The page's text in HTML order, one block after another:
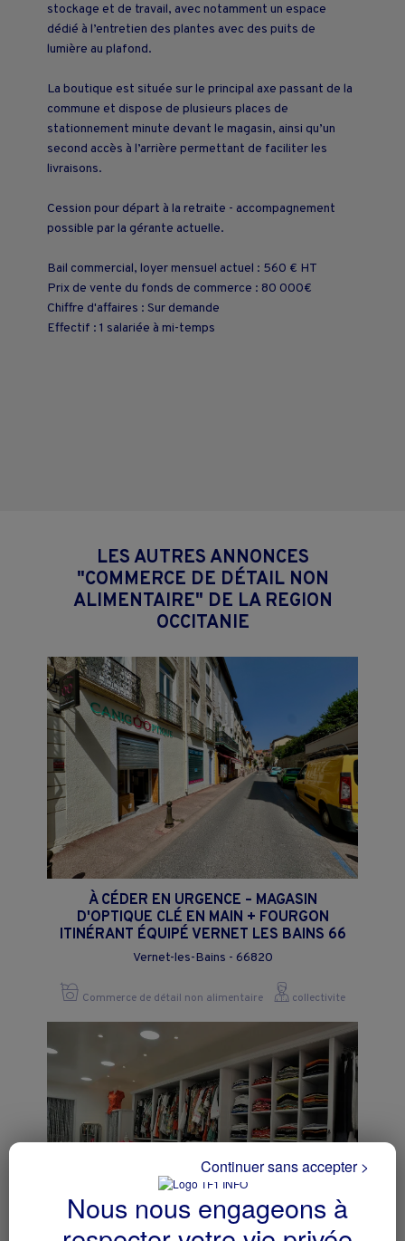
stockage et de travail, avec notamment un espace
dédié à l’entretien des plantes avec des puits de
lumière au plafond.
La boutique est située sur le principal axe passant de la
commune et dispose de plusieurs places de
stationnement minute devant le magasin, ainsi qu’un
second accès à l’arrière permettant de faciliter les
livraisons.
Cession pour départ à la retraite - accompagnement
possible par la gérante actuelle.
Bail commercial, loyer mensuel actuel : 560 € HT
Prix de vente du fonds de commerce : 80 000€
Chiffre d'affaires : Sur demande
Effectif : 1 salariée à mi-temps
LES AUTRES ANNONCES
"COMMERCE DE DÉTAIL NON
ALIMENTAIRE" DE LA REGION
OCCITANIE
À CÉDER EN URGENCE – MAGASIN
D'OPTIQUE CLÉ EN MAIN + FOURGON
ITINÉRANT ÉQUIPÉ VERNET LES BAINS 66
Vernet-les-Bains - 66820
Commerce de détail non alimentaire collectivite
Nous nous engageons à
Continuer sans accepter >